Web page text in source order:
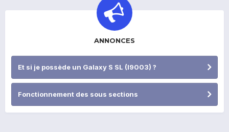
ANNONCES
Et si je possède un Galaxy S SL (I9003) ?
Fonctionnement des sous sections